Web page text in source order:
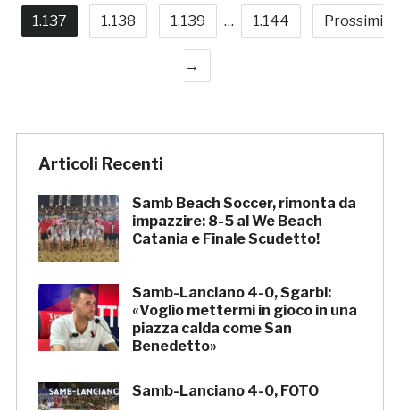
1.137 1.138 1.139 … 1.144 Prossimi
→
Articoli Recenti
Samb Beach Soccer, rimonta da
impazzire: 8-5 al We Beach
Catania e Finale Scudetto!
Samb-Lanciano 4-0, Sgarbi:
«Voglio mettermi in gioco in una
piazza calda come San
Benedetto»
Samb-Lanciano 4-0, FOTO